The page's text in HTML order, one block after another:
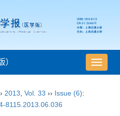
导
航
）
2013 Vol. 33 ›› Issue (6):
8115.2013.06.036